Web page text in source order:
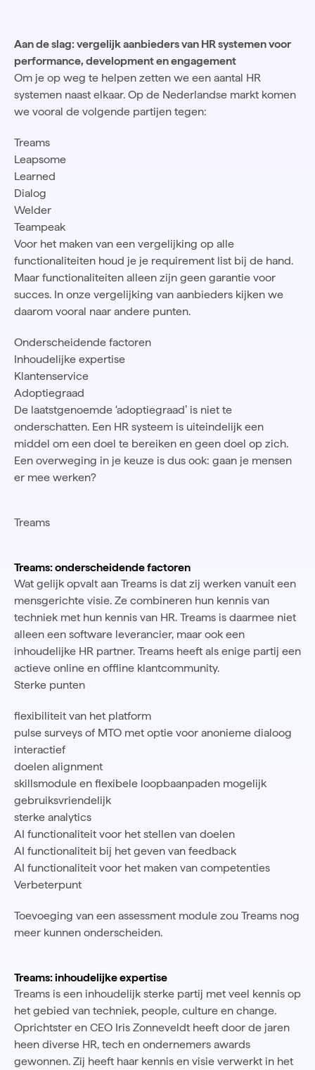
Aan de slag: vergelijk aanbieders van HR systemen voor
performance, development en engagement
Om je op weg te helpen zetten we een aantal HR
systemen naast elkaar. Op de Nederlandse markt komen
we vooral de volgende partijen tegen:
Treams
Leapsome
Learned
Dialog
Welder
Teampeak
Voor het maken van een vergelijking op alle
functionaliteiten houd je je requirement list bij de hand.
Maar functionaliteiten alleen zijn geen garantie voor
succes. In onze vergelijking van aanbieders kijken we
daarom vooral naar andere punten.
Onderscheidende factoren
Inhoudelijke expertise
Klantenservice
Adoptiegraad
De laatstgenoemde ‘adoptiegraad’ is niet te
onderschatten. Een HR systeem is uiteindelijk een
middel om een doel te bereiken en geen doel op zich.
Een overweging in je keuze is dus ook: gaan je mensen
er mee werken?
Treams
Treams: onderscheidende factoren
Wat gelijk opvalt aan Treams is dat zij werken vanuit een
mensgerichte visie. Ze combineren hun kennis van
techniek met hun kennis van HR. Treams is daarmee niet
alleen een software leverancier, maar ook een
inhoudelijke HR partner. Treams heeft als enige partij een
actieve online en offline klantcommunity.
Sterke punten
flexibiliteit van het platform
pulse surveys of MTO met optie voor anonieme dialoog
interactief
doelen alignment
skillsmodule en flexibele loopbaanpaden mogelijk
gebruiksvriendelijk
sterke analytics
AI functionaliteit voor het stellen van doelen
AI functionaliteit bij het geven van feedback
AI functionaliteit voor het maken van competenties
Verbeterpunt
Toevoeging van een assessment module zou Treams nog
meer kunnen onderscheiden.
Treams: inhoudelijke expertise
Treams is een inhoudelijk sterke partij met veel kennis op
het gebied van techniek, people, culture en change.
Oprichtster en CEO Iris Zonneveldt heeft door de jaren
heen diverse HR, tech en ondernemers awards
gewonnen. Zij heeft haar kennis en visie verwerkt in het